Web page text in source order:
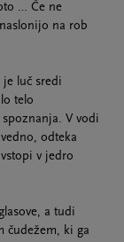
… Če ne
na rob
luč sredi
telo
V vodi
odteka
v jedro
a tudi
čudežem, ki ga